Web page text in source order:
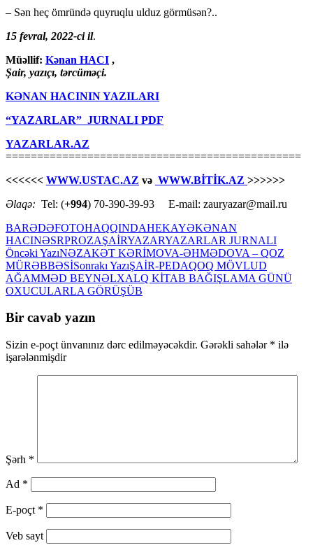
– Sən heç ömründə quyruqlu ulduz görmüsən?..
15 fevral, 2022-ci il.
Müəllif: Kənan HACI ,
Şair, yazıçı, tərcüməçi.
KƏNAN HACININ YAZILARI
“YAZARLAR” JURNALI PDF
YAZARLAR.AZ
===============================================
<<<<<< WWW.USTAC.AZ və WWW.BİTİK.AZ >>>>>>
Əlaqə: Tel: (+994) 70-390-39-93 E-mail: zauryazar@mail.ru
BARƏDƏFOTOHAQQINDAHEKAYƏKƏNAN
HACINƏSRPROZAŞAİRYAZARYAZARLAR JURNALI
Yazılar
üzrə
naviqasiya
Öncəki YazıNƏZAKƏT KƏRİMOVA-ƏHMƏDOVA – QOZ
MÜRƏBBƏSİSonrakı YazıŞAİR-PEDAQOQ MÖVLUD
AĞAMMƏD BEYNƏLXALQ KİTAB BAĞIŞLAMA GÜNÜ
OXUCULARLA GÖRÜŞÜB
Bir cavab yazın
Sizin e-poçt ünvanınız dərc edilməyəcəkdir. Gərəkli sahələr * ilə
işarələnmişdir
Şərh *
Ad *
E-poçt *
Veb sayt